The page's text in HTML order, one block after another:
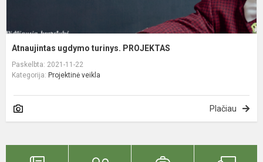
Atnaujintas ugdymo turinys. PROJEKTAS
Paskelbta: 2021-11-22
Kategorija: Projektinė veikla
Plačiau